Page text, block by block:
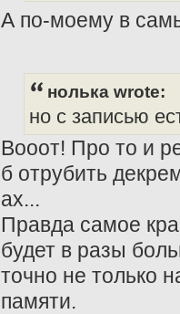
А по-моему в
нолька wrote:
но с записью
Вооот! Про то и
б отрубить
ах...
Правда самое
будет в разы
точно не только
памяти.